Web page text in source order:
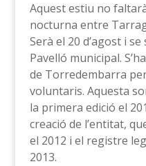
Aquest estiu no
nocturna entre
Serà el 20 d’agost i
Pavelló municipal.
de Torredembarra
voluntaris. Aquesta
la primera edició el
creació de l’entitat,
el 2012 i el registre
2013.